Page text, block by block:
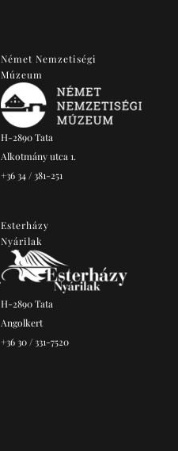
Német Nemzetiségi
Múzeum
H-2890 Tata
Alkotmány utca 1.
+36 34 / 381-251
Esterházy
Nyárilak
H-2890 Tata
Angolkert
+36 30 / 331-7520